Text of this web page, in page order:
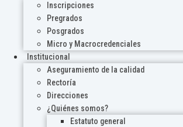
Inscripciones
Pregrados
Posgrados
Micro y Macrocredenciales
Institucional
Aseguramiento de la calidad
Rectoría
Direcciones
¿Quiénes somos?
Estatuto general